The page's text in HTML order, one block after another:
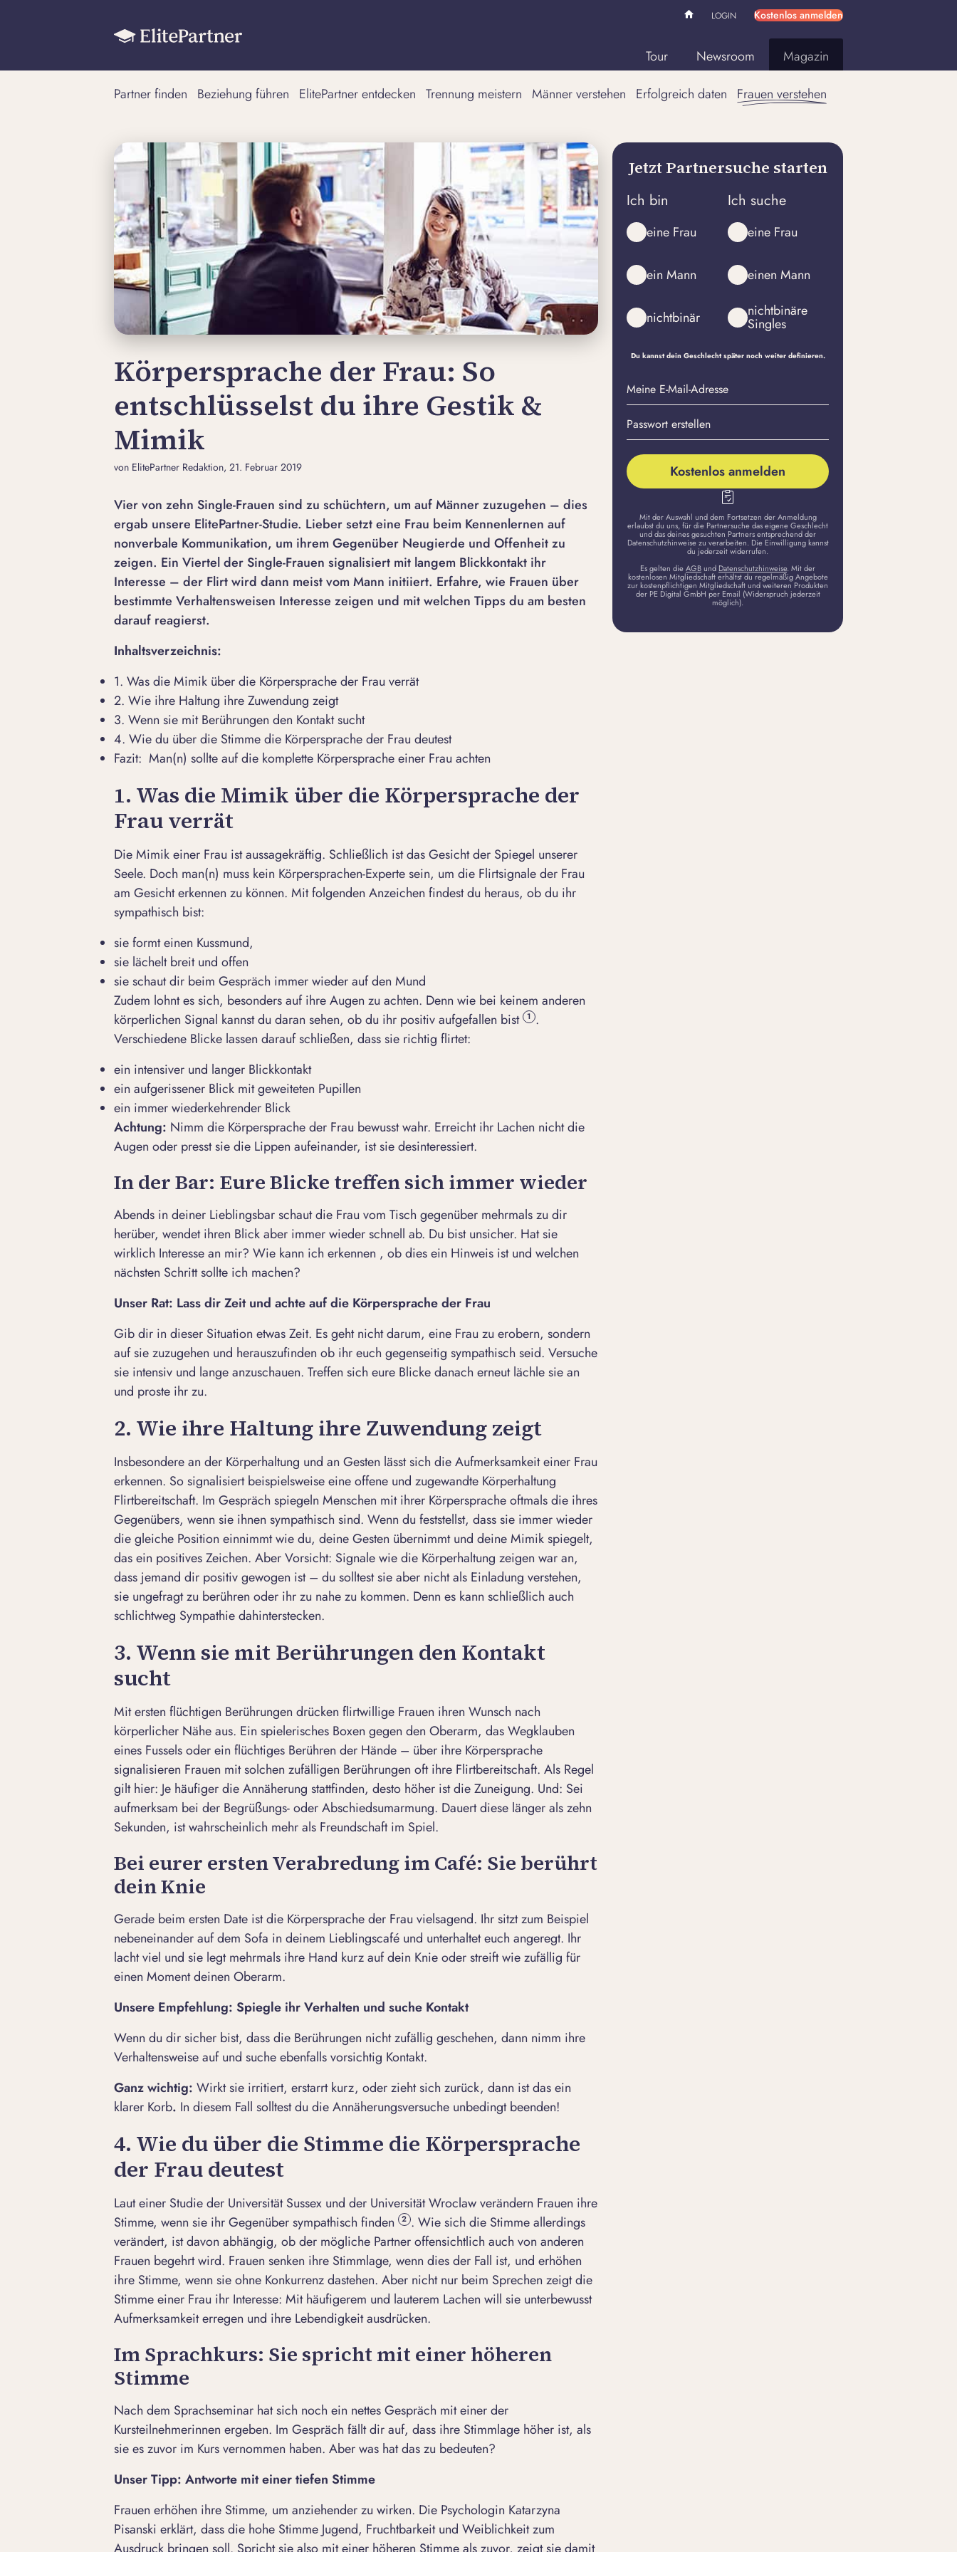
LOGIN Kostenlos anmelden
Tour Newsroom Magazin
Partner finden Beziehung führen ElitePartner entdecken Trennung meistern Männer verstehen Erfolgreich daten Frauen verstehen
Körpersprache der Frau: So
entschlüsselst du ihre Gestik &
Mimik
von ElitePartner Redaktion, 21. Februar 2019
Vier von zehn Single-Frauen sind zu schüchtern, um auf Männer zuzugehen – dies
ergab unsere ElitePartner-Studie. Lieber setzt eine Frau beim Kennenlernen auf
nonverbale Kommunikation, um ihrem Gegenüber Neugierde und Offenheit zu
zeigen. Ein Viertel der Single-Frauen signalisiert mit langem Blickkontakt ihr
Interesse – der Flirt wird dann meist vom Mann initiiert. Erfahre, wie Frauen über
bestimmte Verhaltensweisen Interesse zeigen und mit welchen Tipps du am besten
darauf reagierst.
Inhaltsverzeichnis:
1. Was die Mimik über die Körpersprache der Frau verrät
2. Wie ihre Haltung ihre Zuwendung zeigt
3. Wenn sie mit Berührungen den Kontakt sucht
4. Wie du über die Stimme die Körpersprache der Frau deutest
Fazit: Man(n) sollte auf die komplette Körpersprache einer Frau achten
1. Was die Mimik über die Körpersprache der
Frau verrät
Die Mimik einer Frau ist aussagekräftig. Schließlich ist das Gesicht der Spiegel unserer
Seele. Doch man(n) muss kein Körpersprachen-Experte sein, um die Flirtsignale der Frau
am Gesicht erkennen zu können. Mit folgenden Anzeichen findest du heraus, ob du ihr
sympathisch bist:
sie formt einen Kussmund,
sie lächelt breit und offen
sie schaut dir beim Gespräch immer wieder auf den Mund
Zudem lohnt es sich, besonders auf ihre Augen zu achten. Denn wie bei keinem anderen
körperlichen Signal kannst du daran sehen, ob du ihr positiv aufgefallen bist
1 .
Verschiedene Blicke lassen darauf schließen, dass sie richtig flirtet:
ein intensiver und langer Blickkontakt
ein aufgerissener Blick mit geweiteten Pupillen
ein immer wiederkehrender Blick
Achtung: Nimm die Körpersprache der Frau bewusst wahr. Erreicht ihr Lachen nicht die
Augen oder presst sie die Lippen aufeinander, ist sie desinteressiert.
In der Bar: Eure Blicke treffen sich immer wieder
Abends in deiner Lieblingsbar schaut die Frau vom Tisch gegenüber mehrmals zu dir
herüber, wendet ihren Blick aber immer wieder schnell ab. Du bist unsicher. Hat sie
wirklich Interesse an mir? Wie kann ich erkennen , ob dies ein Hinweis ist und welchen
nächsten Schritt sollte ich machen?
Unser Rat: Lass dir Zeit und achte auf die Körpersprache der Frau
Gib dir in dieser Situation etwas Zeit. Es geht nicht darum, eine Frau zu erobern, sondern
auf sie zuzugehen und herauszufinden ob ihr euch gegenseitig sympathisch seid. Versuche
sie intensiv und lange anzuschauen. Treffen sich eure Blicke danach erneut lächle sie an
und proste ihr zu.
2. Wie ihre Haltung ihre Zuwendung zeigt
Insbesondere an der Körperhaltung und an Gesten lässt sich die Aufmerksamkeit einer Frau
erkennen. So signalisiert beispielsweise eine offene und zugewandte Körperhaltung
Flirtbereitschaft. Im Gespräch spiegeln Menschen mit ihrer Körpersprache oftmals die ihres
Gegenübers, wenn sie ihnen sympathisch sind. Wenn du feststellst, dass sie immer wieder
die gleiche Position einnimmt wie du, deine Gesten übernimmt und deine Mimik spiegelt,
das ein positives Zeichen. Aber Vorsicht: Signale wie die Körperhaltung zeigen war an,
dass jemand dir positiv gewogen ist – du solltest sie aber nicht als Einladung verstehen,
sie ungefragt zu berühren oder ihr zu nahe zu kommen. Denn es kann schließlich auch
schlichtweg Sympathie dahinterstecken.
3. Wenn sie mit Berührungen den Kontakt
sucht
Mit ersten flüchtigen Berührungen drücken flirtwillige Frauen ihren Wunsch nach
körperlicher Nähe aus. Ein spielerisches Boxen gegen den Oberarm, das Wegklauben
eines Fussels oder ein flüchtiges Berühren der Hände – über ihre Körpersprache
signalisieren Frauen mit solchen zufälligen Berührungen oft ihre Flirtbereitschaft. Als Regel
gilt hier: Je häufiger die Annäherung stattfinden, desto höher ist die Zuneigung. Und: Sei
aufmerksam bei der Begrüßungs- oder Abschiedsumarmung. Dauert diese länger als zehn
Sekunden, ist wahrscheinlich mehr als Freundschaft im Spiel.
Bei eurer ersten Verabredung im Café: Sie berührt
dein Knie
Gerade beim ersten Date ist die Körpersprache der Frau vielsagend. Ihr sitzt zum Beispiel
nebeneinander auf dem Sofa in deinem Lieblingscafé und unterhaltet euch angeregt. Ihr
lacht viel und sie legt mehrmals ihre Hand kurz auf dein Knie oder streift wie zufällig für
einen Moment deinen Oberarm.
Unsere Empfehlung: Spiegle ihr Verhalten und suche Kontakt
Wenn du dir sicher bist, dass die Berührungen nicht zufällig geschehen, dann nimm ihre
Verhaltensweise auf und suche ebenfalls vorsichtig Kontakt.
Ganz wichtig: Wirkt sie irritiert, erstarrt kurz, oder zieht sich zurück, dann ist das ein
klarer Korb. In diesem Fall solltest du die Annäherungsversuche unbedingt beenden!
4. Wie du über die Stimme die Körpersprache
der Frau deutest
Laut einer Studie der Universität Sussex und der Universität Wroclaw verändern Frauen ihre
Stimme, wenn sie ihr Gegenüber sympathisch finden
2 . Wie sich die Stimme allerdings
verändert, ist davon abhängig, ob der mögliche Partner offensichtlich auch von anderen
Frauen begehrt wird. Frauen senken ihre Stimmlage, wenn dies der Fall ist, und erhöhen
ihre Stimme, wenn sie ohne Konkurrenz dastehen. Aber nicht nur beim Sprechen zeigt die
Stimme einer Frau ihr Interesse: Mit häufigerem und lauterem Lachen will sie unterbewusst
Aufmerksamkeit erregen und ihre Lebendigkeit ausdrücken.
Im Sprachkurs: Sie spricht mit einer höheren
Stimme
Nach dem Sprachseminar hat sich noch ein nettes Gespräch mit einer der
Kursteilnehmerinnen ergeben. Im Gespräch fällt dir auf, dass ihre Stimmlage höher ist, als
sie es zuvor im Kurs vernommen haben. Aber was hat das zu bedeuten?
Unser Tipp: Antworte mit einer tiefen Stimme
Frauen erhöhen ihre Stimme, um anziehender zu wirken. Die Psychologin Katarzyna
Pisanski erklärt, dass die hohe Stimme Jugend, Fruchtbarkeit und Weiblichkeit zum
Ausdruck bringen soll. Spricht sie also mit einer höheren Stimme als zuvor, zeigt sie damit
Jetzt Partnersuche starten
Ich bin
eine Frau
ein Mann
nichtbinär
Ich suche
eine Frau
einen Mann
nichtbinäre
Singles
Du kannst dein Geschlecht später noch weiter definieren.
Meine
E-
Mail-
Adresse
Passwort
erstellen
Kostenlos anmelden
Mit der Auswahl und dem Fortsetzen der Anmeldung
erlaubst du uns, für die Partnersuche das eigene Geschlecht
und das deines gesuchten Partners entsprechend der
Datenschutzhinweise zu verarbeiten. Die Einwilligung kannst
du jederzeit widerrufen.
Es gelten dieAGBund Datenschutzhinweise. Mit der
kostenlosen Mitgliedschaft erhältst du regelmäßig Angebote
zur kostenpflichtigen Mitgliedschaft und weiteren Produkten
der PE Digital GmbH per Email (Widerspruch jederzeit
möglich).